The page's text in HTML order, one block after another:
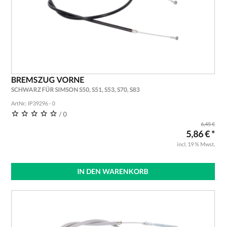
BREMSZUG VORNE
SCHWARZ FÜR SIMSON S50, S51, S53, S70, S83
ArtNr.: IP39296 - 0
/ 0
6,45 €
5,86 € *
incl. 19 % Mwst.
IN DEN WARENKORB